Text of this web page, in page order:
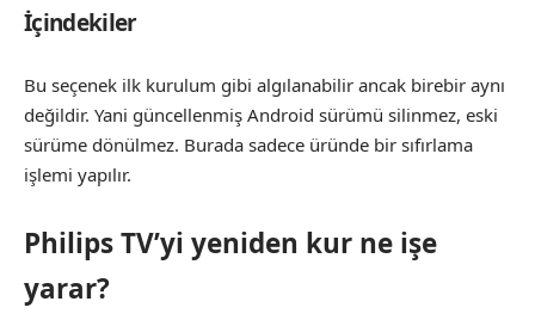
İçindekiler
Bu seçenek ilk kurulum gibi algılanabilir ancak birebir aynı
değildir. Yani güncellenmiş Android sürümü silinmez, eski
sürüme dönülmez. Burada sadece üründe bir sıfırlama
işlemi yapılır.
Philips TV’yi yeniden kur ne işe
yarar?